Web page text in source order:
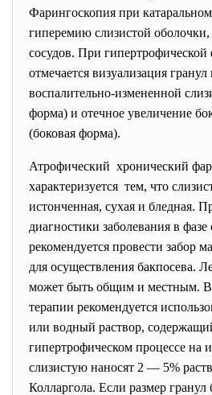
Фарингоскопия при
гиперемию слизистой
сосудов. При гипертрофической
отмечается визуализация
воспалительно-измененной
форма) и отечное увеличение
(боковая форма).
Атрофический хронический
характеризуется тем, что
истонченная, сухая и бледная.
диагностики заболевания в фазе
рекомендуется провести забор
для осуществления бакпосева.
может быть общим и местным. В
терапии рекомендуется
или водный раствор,
гипертрофическом процессе на
слизистую наносят 2 — 5%
Колларгола. Если размер